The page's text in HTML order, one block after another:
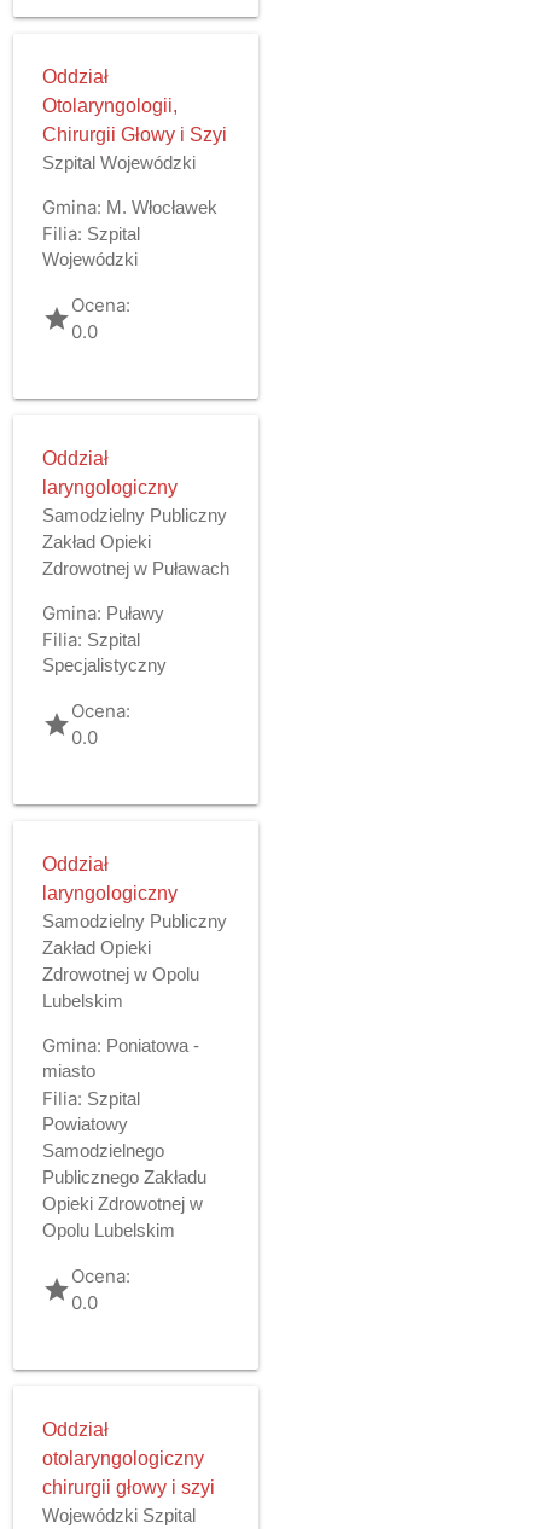
Oddział
Otolaryngologii,
Chirurgii Głowy i Szyi
Szpital Wojewódzki
Gmina: M. Włocławek
Filia: Szpital
Wojewódzki
gradeOcena:
0.0
Oddział
laryngologiczny
Samodzielny Publiczny
Zakład Opieki
Zdrowotnej w Puławach
Gmina: Puławy
Filia: Szpital
Specjalistyczny
gradeOcena:
0.0
Oddział
laryngologiczny
Samodzielny Publiczny
Zakład Opieki
Zdrowotnej w Opolu
Lubelskim
Gmina: Poniatowa -
miasto
Filia: Szpital
Powiatowy
Samodzielnego
Publicznego Zakładu
Opieki Zdrowotnej w
Opolu Lubelskim
gradeOcena:
0.0
Oddział
otolaryngologiczny
chirurgii głowy i szyi
Wojewódzki Szpital